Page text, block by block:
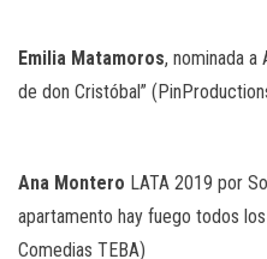
Emilia Matamoros, nominada a
de don Cristóbal”
Ana Montero LATA 2019 por
apartamento hay fuego todos
Comedias TEBA)